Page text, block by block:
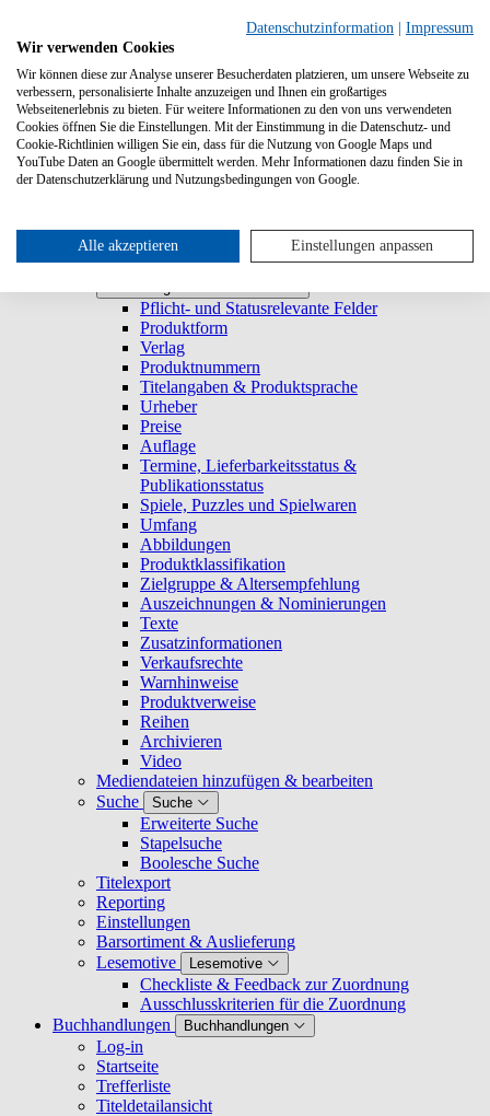
Systemanforderungen
Verlage
Verlage
Log-in
Startseite
Trefferliste
Trefferliste
Titel duplizieren & E-Book generieren
Historie
Titeldetailansicht
Titel anlegen und bearbeiten
Pflicht- und Statusrelevante Felder
Produktform
Verlag
Produktnummern
Titelangaben & Produktsprache
Urheber
Preise
Auflage
Termine, Lieferbarkeitsstatus &
Publikationsstatus
Spiele, Puzzles und Spielwaren
Umfang
Abbildungen
Produktklassifikation
Zielgruppe & Altersempfehlung
Auszeichnungen & Nominierungen
Texte
Zusatzinformationen
Verkaufsrechte
Warnhinweise
Produktverweise
Reihen
Archivieren
Video
Mediendateien hinzufügen & bearbeiten
Suche
Suche
Erweiterte Suche
Stapelsuche
Boolesche Suche
Titelexport
Reporting
Einstellungen
Barsortiment & Auslieferung
Lesemotive
Lesemotive
Checkliste & Feedback zur Zuordnung
Ausschlusskriterien für die Zuordnung
Buchhandlungen
Buchhandlungen
Log-in
Startseite
Trefferliste
Titeldetailansicht
Datenschutzinformation
Impressum
Wir verwenden Cookies
Wir können diese zur Analyse unserer Besucherdaten platzieren, um unsere Webseite zu
verbessern, personalisierte Inhalte anzuzeigen und Ihnen ein großartiges
Webseitenerlebnis zu bieten. Für weitere Informationen zu den von uns verwendeten
Cookies öffnen Sie die Einstellungen. Mit der Einstimmung in die Datenschutz- und
Cookie-Richtlinien willigen Sie ein, dass für die Nutzung von Google Maps und
YouTube Daten an Google übermittelt werden. Mehr Informationen dazu finden Sie in
der Datenschutzerklärung und Nutzungsbedingungen von Google.
Alle akzeptieren Einstellungen anpassen